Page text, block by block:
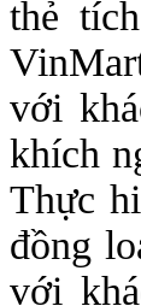
thẻ
với
khích
Thực
đồng
với